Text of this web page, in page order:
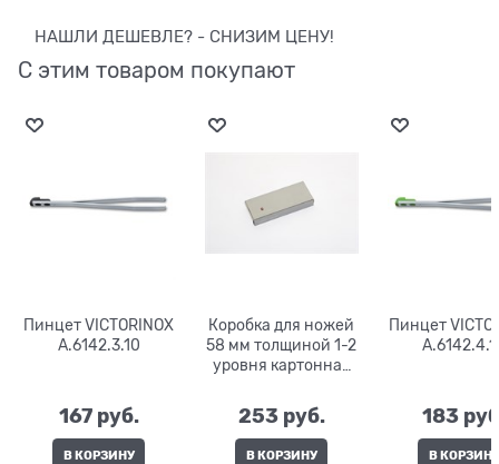
НАШЛИ ДЕШЕВЛЕ? - СНИЗИМ ЦЕНУ!
С этим товаром покупают
Пинцет VICTORINOX
A.6142.3.10
167 руб.
В КОРЗИНУ
Коробка для ножей
58 мм толщиной 1-2
уровня картонная
253 руб.
В КОРЗИНУ
Пинцет
183
В КОРЗИНУ